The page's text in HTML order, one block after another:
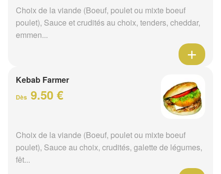
Choix de la viande (Boeuf, poulet ou mixte boeuf
poulet), Sauce et crudités au choix, tenders, cheddar,
emmen...
Kebab Farmer
Dès 9.50 €
Choix de la viande (Boeuf, poulet ou mixte boeuf
poulet), Sauce au choix, crudités, galette de légumes,
fêt...